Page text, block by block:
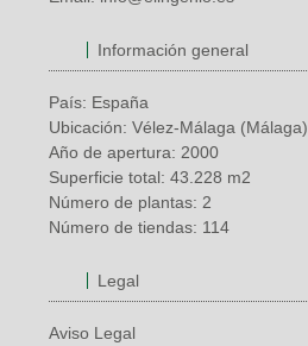
Información general
País: España
Ubicación: Vélez-Málaga (Málaga)
Año de apertura: 2000
Superficie total: 43.228 m2
Número de plantas: 2
Número de tiendas: 114
Legal
Aviso Legal